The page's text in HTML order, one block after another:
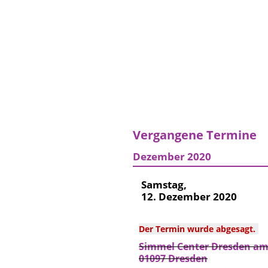
Vergangene Termine
Dezember 2020
Samstag,
12. Dezember 2020
Der Termin wurde abgesagt.
Simmel Center Dresden
01097 Dresden